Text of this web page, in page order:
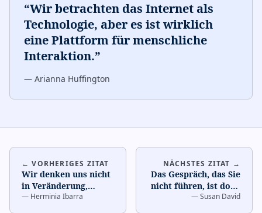
“Wir betrachten das Internet als
Technologie, aber es ist wirklich
eine Plattform für menschliche
Interaktion.”
— Arianna Huffington
← VORHERIGES ZITAT
Wir denken uns nicht
in Veränderung,
sondern handeln uns
— Herminia Ibarra
NÄCHSTES ZITAT →
Das Gespräch, das Sie
nicht führen, ist dort,
wo Ihre Kraft liegt.…
—Susan David